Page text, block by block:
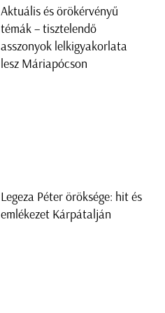
Aktuális és örökérvényű
témák – tisztelendő
asszonyok lelkigyakorlata
lesz Máriapócson
Legeza Péter öröksége: hit és
emlékezet Kárpátalján